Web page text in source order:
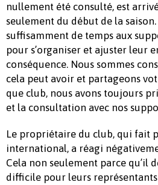
nullement été consulté, est
seulement du début de la saison.
suffisamment de temps aux
pour s’organiser et ajuster leur
conséquence. Nous sommes
cela peut avoir et partageons
que club, nous avons toujours
et la consultation avec nos
Le propriétaire du club, qui fait
international, a réagi
Cela non seulement parce qu’il
difficile pour leurs représentants